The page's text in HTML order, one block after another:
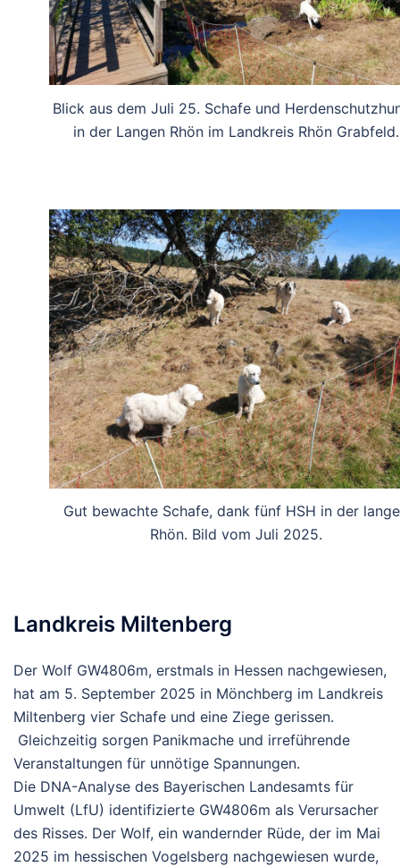
Blick aus dem Juli 25. Schafe und
in der Langen Rhön im Landkreis Rhön Grabfeld.
Gut bewachte Schafe, dank fünf HSH in der
Rhön. Bild vom Juli 2025.
Landkreis Miltenberg
Der Wolf GW4806m, erstmals in Hessen nachgewiesen,
hat am 5. September 2025 in Mönchberg im Landkreis
Miltenberg vier Schafe und eine Ziege gerissen.
Gleichzeitig sorgen Panikmache und irreführende
Veranstaltungen für unnötige Spannungen.
Die DNA-Analyse des Bayerischen Landesamts für
Umwelt (LfU) identifizierte GW4806m als Verursacher
des Risses. Der Wolf, ein wandernder Rüde, der im Mai
2025 im hessischen Vogelsberg nachgewiesen wurde,